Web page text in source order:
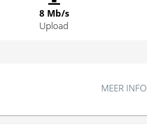
8 Mb/s
Upload
MEER INFO